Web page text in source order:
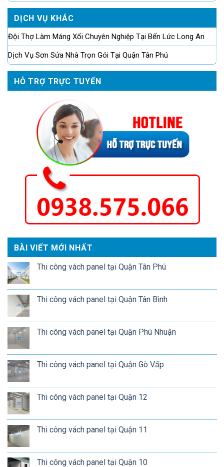
DỊCH VỤ KHÁC
Đội Thợ Làm Máng Xối Chuyên Nghiệp Tại Bến Lức Long An
Dịch Vụ Sơn Sửa Nhà Trọn Gói Tại Quận Tân Phú
HỖ TRỢ TRỰC TUYẾN
BÀI VIẾT MỚI NHẤT
Thi công vách panel tại Quận Tân Phú
Thi công vách panel tại Quận Tân Bình
Thi công vách panel tại Quận Phú Nhuận
Thi công vách panel tại Quận Gò Vấp
Thi công vách panel tại Quận 12
Thi công vách panel tại Quận 11
Thi công vách panel tại Quận 10